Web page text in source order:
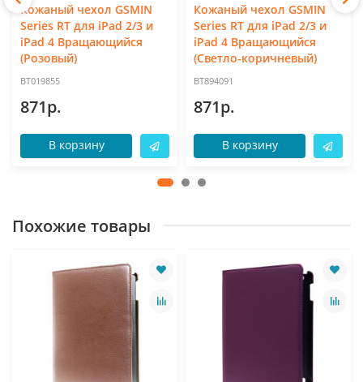
Кожаный чехол GSMIN
Series RT для iPad 2/3 и
iPad 4 Вращающийся
(Розовый)
BT019855
871р.
В корзину
Кожаный чехол GSMIN
Series RT для iPad 2/3 и
iPad 4 Вращающийся
(Светло-коричневый)
BT894091
871р.
В корзину
Похожие товары